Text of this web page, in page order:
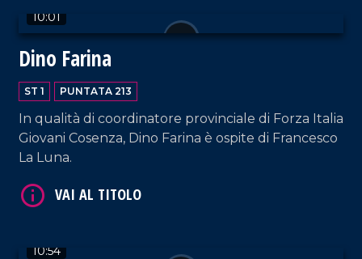
10:01
Dino Farina
ST 1 PUNTATA 213
In qualità di coordinatore provinciale di Forza Italia
Giovani Cosenza, Dino Farina è ospite di Francesco
La Luna.
10:54